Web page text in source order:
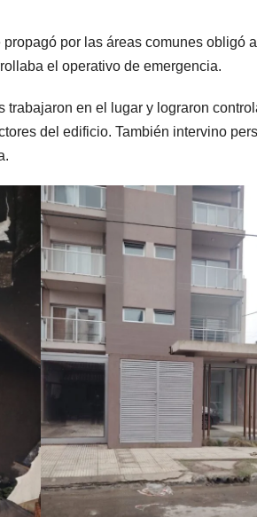
por las áreas comunes obligó
el operativo de emergencia.
trabajaron en el lugar y lograron
del edificio. También intervino